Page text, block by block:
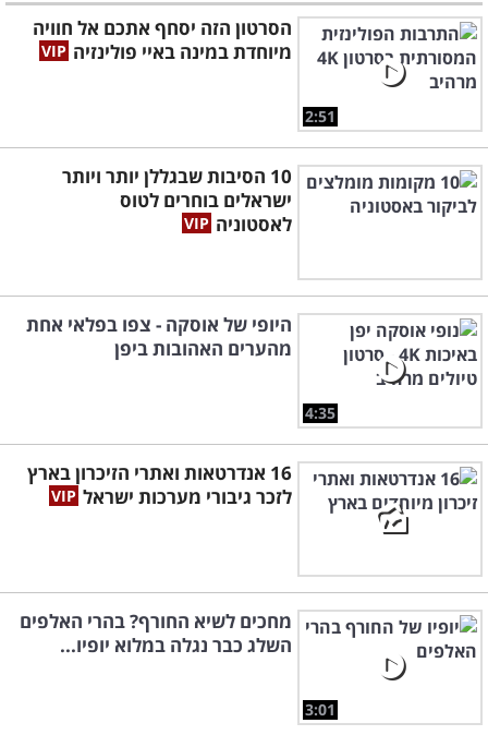
2:51
הסרטון הזה יסחף אתכם אל חוויה
מיוחדת במינה באיי פולינזיה
10 הסיבות שבגללן יותר ויותר
ישראלים בוחרים לטוס
לאסטוניה
4:35
היופי של אוסקה - צפו בפלאי אחת
מהערים האהובות ביפן
16 אנדרטאות ואתרי הזיכרון בארץ
לזכר גיבורי מערכות ישראל
3:01
מחכים לשיא החורף? בהרי האלפים
השלג כבר נגלה במלוא יופיו...